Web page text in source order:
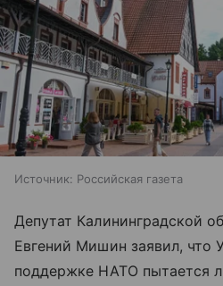
Источник: Российская газета
Депутат Калининградской
Евгений Мишин заявил, что
поддержке НАТО пытается